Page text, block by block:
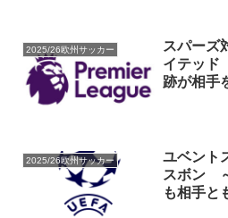
2025/26欧州サッカー
スパーズ
イテッド
跡が相手
2025/26欧州サッカー
ユベント
スボン
も相手と